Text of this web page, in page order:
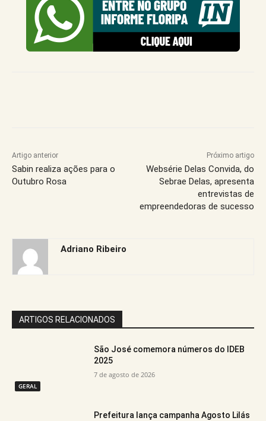
Artigo anterior
Sabin realiza ações para o
Outubro Rosa
Próximo artigo
Websérie Delas Convida, do
Sebrae Delas, apresenta
entrevistas de
empreendedoras de sucesso
Adriano Ribeiro
ARTIGOS RELACIONADOS
GERAL
São José comemora números do IDEB
2025
7 de agosto de 2026
Prefeitura lança campanha Agosto Lilás